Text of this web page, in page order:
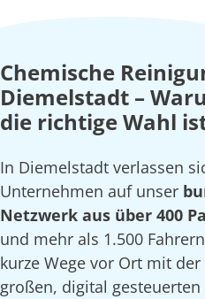
Chemische
Diemelstadt –
die richtige Wahl
In Diemelstadt verlassen
Unternehmen auf unser
Netzwerk aus über 400
und mehr als 1.500
kurze Wege vor Ort mit
großen, digital gesteuerten